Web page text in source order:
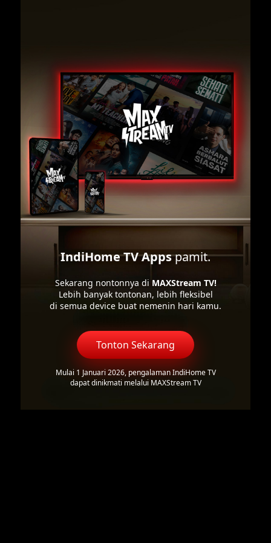
IndiHome TV Appspamit.
Sekarang nontonnya di MAXStream TV!
Lebih banyak tontonan, lebih fleksibel
di semua device buat nemenin hari kamu.
Tonton Sekarang
Mulai 1 Januari 2026, pengalaman IndiHome TV
dapat dinikmati melalui MAXStream TV